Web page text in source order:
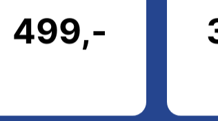
499,-